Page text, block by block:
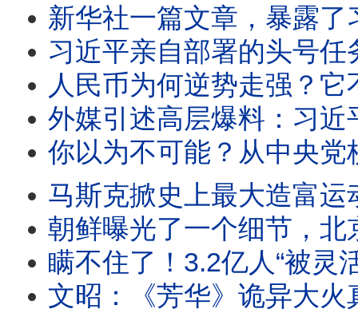
新华社一篇文章，暴露了习近平
习近平亲自部署的头号任务，为何6个月又
人民币为何逆势走强？它不能跌的原
外媒引述高层爆料：习近平正在进行
你以为不可能？从中央党校校长到“小组长
马斯克掀史上最大造富运动：SPACE X上市、“共
朝鲜曝光了一个细节，北京
瞒不住了！3.2亿人“被灵活”：中
文昭：《芳华》诡异大火